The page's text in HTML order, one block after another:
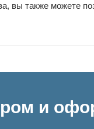
вы также можете
и